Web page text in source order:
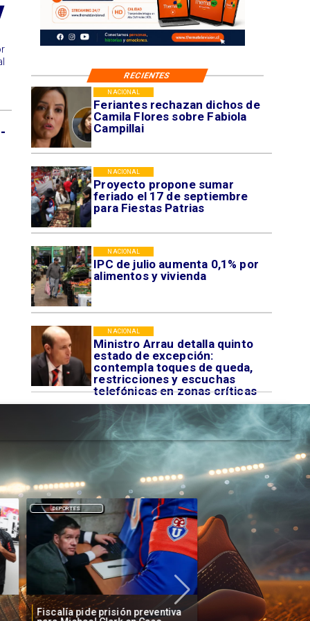
Feriantes rechazan dichos de
Camila Flores sobre Fabiola
Campillai
NACIONAL
Proyecto propone sumar
feriado el 17 de septiembre
para Fiestas Patrias
NACIONAL
IPC de julio aumenta 0,1% por
alimentos y vivienda
NACIONAL
Ministro Arrau detalla quinto
estado de excepción:
contempla toques de queda,
restricciones y escuchas
telefónicas en zonas críticas
NACIONAL
RECIENTES
Fiscalía pide prisión preventiva
DEPORTES
Clark increpado